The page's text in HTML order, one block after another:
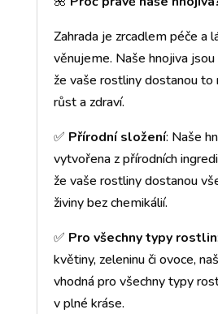
Zahrada je zrcadlem péče a
věnujeme. Naše hnojiva
že vaše rostliny dostanou
růst a zdraví.
✅ Přírodní složení: Naše
vytvořena z přírodních
že vaše rostliny dostanou
živiny bez chemikálií.
✅ Pro všechny typy rostlin
květiny, zeleninu či ovoce,
vhodná pro všechny typy
v plné kráse.